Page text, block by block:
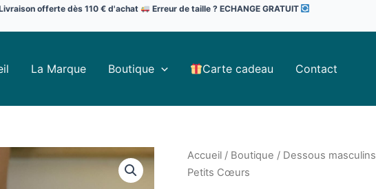
offerte dès 110 € d'achat Erreur de taille ? ECHANGE GRATUIT
La Marque Boutique Carte cadeau Contact
Accueil / Boutique / Dessous masculins
Petits Cœurs
quantité
de